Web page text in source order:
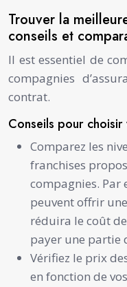
Trouver la
conseils et
Il est essentiel de
compagnies
contrat.
Conseils pour
Comparez les
franchises
compagnies. Par
peuvent offrir
réduira le coût
payer une partie
Vérifiez le prix
en fonction de